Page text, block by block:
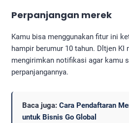
Perpanjangan merek
Kamu bisa menggunakan fitur ini
hampir berumur 10 tahun. Dltjen KI
mengirimkan notifikasi agar kamu
perpanjangannya.
Baca juga: Cara Pendaftaran
untuk Bisnis Go Global